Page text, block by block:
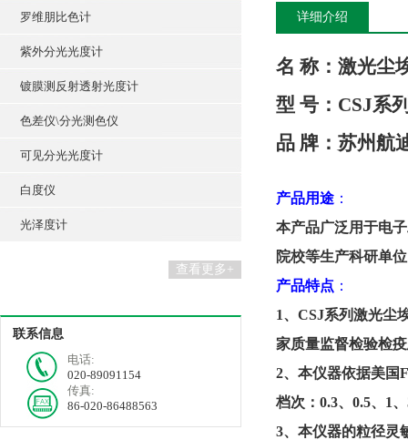
罗维朋比色计
紫外分光光度计
镀膜测反射透射光度计
色差仪\分光测色仪
可见分光光度计
白度仪
光泽度计
查看更多+
联系信息
电话:
020-89091154
传真:
86-020-86488563
详细介绍
名 称：激光尘
型 号：CSJ系
品 牌 ：苏州航
产品用途 ：
本产品广泛用于电
院校等生产科研单
产品特点 ：
1、 CSJ系列激光尘
家质量监督检验检
2、 本仪器依据美国
档次：0.3、0.5、1
3、 本仪器的粒径灵